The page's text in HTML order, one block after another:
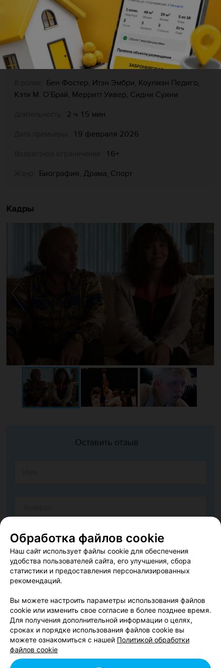
Оригинальное название: Christy
Страна: США
Год: 2025
Режиссеры: Дэвид Мишо, Эш Эвилдсен
Бен Фостер, Итэн Эмбри, Коулмэн Педиго,
Кэти М. О’Брай, Мерритт Уивер, Сидни Суини
2 ч 15 мин
19 февраля 2026
16+
Биография, Драма, Спорт
Кадры
Оставить отзыв
Согласен опубликовать отзыв. Подробнее обусловиях
обработки персональных данныхимеханизме реализации
прав
Обработка файлов cookie
Наш сайт использует файлы cookie для обеспечения
удобства пользователей сайта, его улучшения, сбора
статистики и предоставления персонализированных
рекомендаций.
Вы можете настроить параметры использования файлов
cookie или изменить свое согласие в более позднее время.
Для получения дополнительной информации о целях,
сроках и порядке использования файлов cookie вы
можете ознакомиться с нашей Политикой обработки
файлов cookie